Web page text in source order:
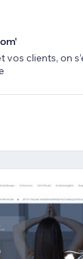
vos clients, on